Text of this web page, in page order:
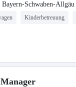
Bayern-Schwaben-Allgäu
Kinderbetreuung